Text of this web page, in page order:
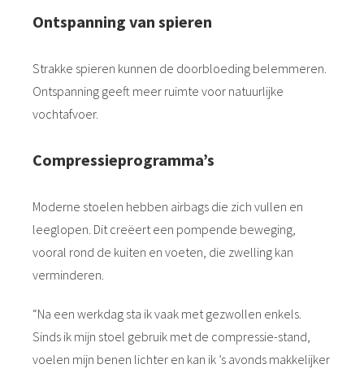
Ontspanning van spieren
Strakke spieren kunnen de doorbloeding belemmeren.
Ontspanning geeft meer ruimte voor natuurlijke
vochtafvoer.
Compressieprogramma’s
Moderne stoelen hebben airbags die zich vullen en
leeglopen. Dit creëert een pompende beweging,
vooral rond de kuiten en voeten, die zwelling kan
verminderen.
“Na een werkdag sta ik vaak met gezwollen enkels.
Sinds ik mijn stoel gebruik met de compressie-stand,
voelen mijn benen lichter en kan ik ’s avonds makkelijker